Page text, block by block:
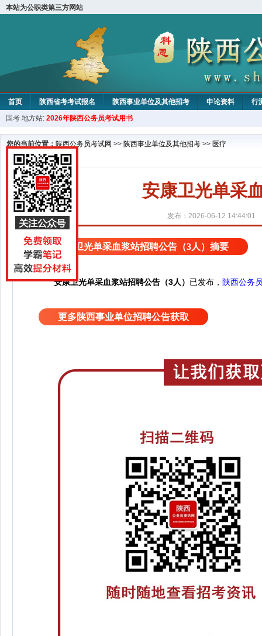
本站为公职类第三方网站
首页 陕西省考考试报名 陕西事业单位及其他招考 申论资料
行
国考 地方站: 2026年陕西公务员考试用书
您的当前位置： 陕西公务员考试网 >> 陕西事业单位及其他招考 >> 医疗
安康卫光单采
发布：2026-06-12 14:44:01
安康卫光单采血浆站招聘公告（3人）摘要
安康卫光单采血浆站招聘公告（3人） 已发布， 陕西公务
更多陕西事业单位招聘公告获取